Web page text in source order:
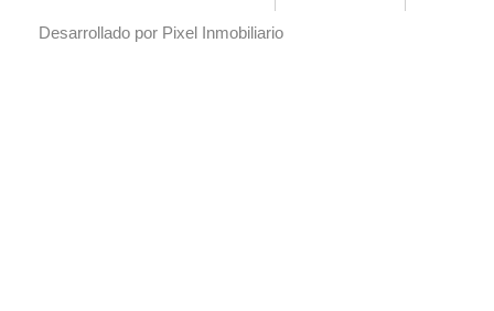
Desarrollado por Pixel Inmobiliario